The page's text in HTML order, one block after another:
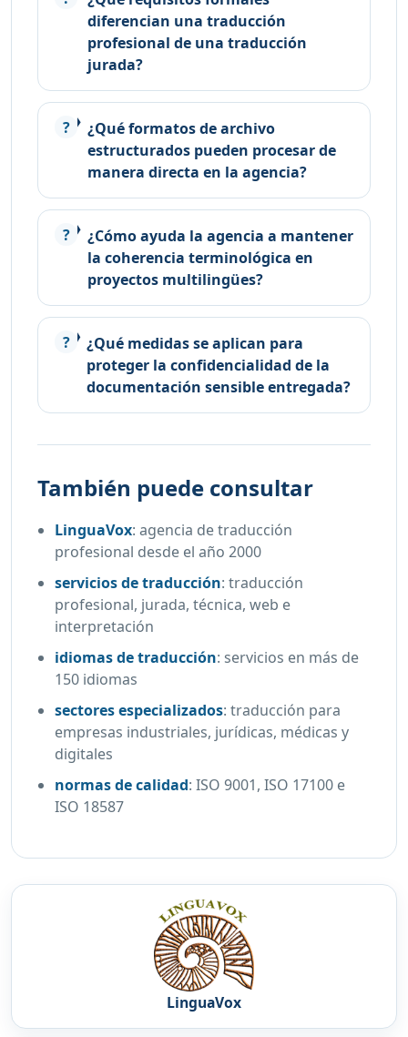
diferencian una traducción
profesional de una traducción
jurada?
¿Qué formatos de archivo
estructurados pueden procesar de
manera directa en la agencia?
¿Cómo ayuda la agencia a mantener
la coherencia terminológica en
proyectos multilingües?
¿Qué medidas se aplican para
proteger la confidencialidad de la
documentación sensible entregada?
También puede consultar
LinguaVox:agencia de traducción
profesional desde el año 2000
servicios de traducción:traducción
profesional, jurada, técnica, web e
interpretación
idiomas de traducción: servicios en más de
150 idiomas
sectores especializados:traducción para
empresas industriales, jurídicas, médicas y
digitales
normas de calidad:ISO 9001, ISO 17100 e
ISO 18587
LinguaVox